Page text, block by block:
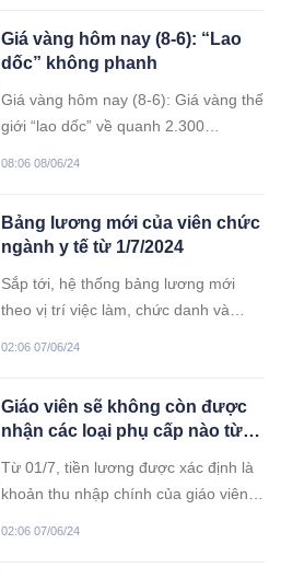
Giá vàng hôm nay (8-6): “Lao
dốc” không phanh
Giá vàng hôm nay (8-6): Giá vàng thế
giới “lao dốc” về quanh 2.300
dưới 77 triệu đồng/lượng.
08:06 08/06/24
Bảng lương mới của viên chức
ngành y tế từ 1/7/2024
Sắp tới, hệ thống bảng lương mới
theo vị trí việc làm, chức danh và
mới sẽ thay đổi thế nào từ 1/7/2024?
02:06 07/06/24
Giáo viên sẽ không còn được
nhận các loại phụ cấp nào từ
Từ 01/7, tiền lương được xác định là
khoản thu nhập chính của giáo viên,
02:06 07/06/24